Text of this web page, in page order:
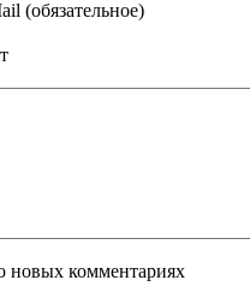
(обязательное)
новых комментариях